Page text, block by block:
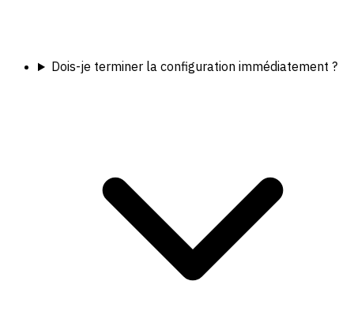
Dois-je terminer la configuration immédiatement ?